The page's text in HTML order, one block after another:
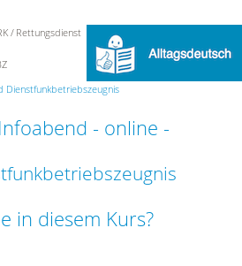
Rettungsdienst
Dienstfunkbetriebszeugnis
- online -
in diesem Kurs?